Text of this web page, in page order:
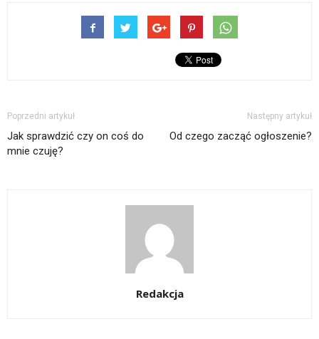
Poprzedni artykuł
Jak sprawdzić czy on coś do
mnie czuję?
Następny artykuł
Od czego zacząć ogłoszenie?
Redakcja